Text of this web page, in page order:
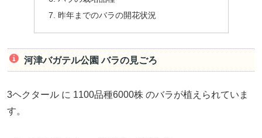
昨年までのバラの開花状況
河津バガテル公園 バラの見ごろ
3ヘクタール に 1100品種6000株 のバラが植えられていま
す。